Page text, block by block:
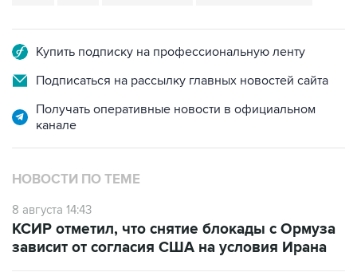
Купить подписку на профессиональную ленту
Подписаться на рассылку главных новостей сайта
Получать оперативные новости в официальном
канале
НОВОСТИ ПО ТЕМЕ
8 августа 14:43
КСИР отметил, что снятие блокады с Ормуза
зависит от согласия США на условия Ирана